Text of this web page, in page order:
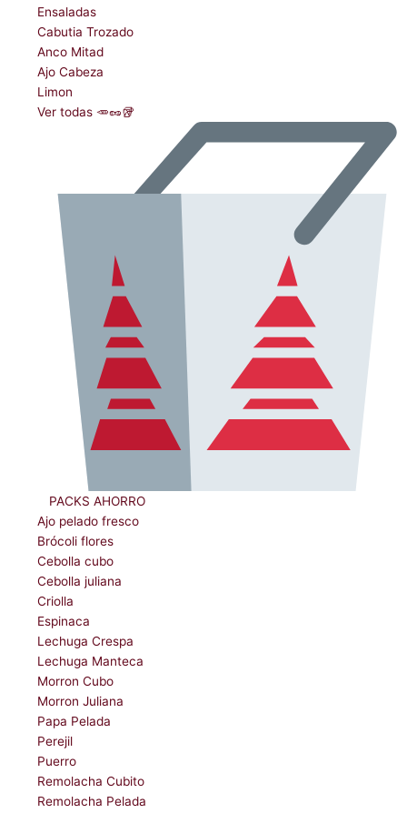
Ensaladas
Cabutia Trozado
Anco Mitad
Ajo Cabeza
Limon
Ver todas 🥕🥜🥡
ﾠPACKS AHORRO
Ajo pelado fresco
Brócoli flores
Cebolla cubo
Cebolla juliana
Criolla
Espinaca
Lechuga Crespa
Lechuga Manteca
Morron Cubo
Morron Juliana
Papa Pelada
Perejil
Puerro
Remolacha Cubito
Remolacha Pelada